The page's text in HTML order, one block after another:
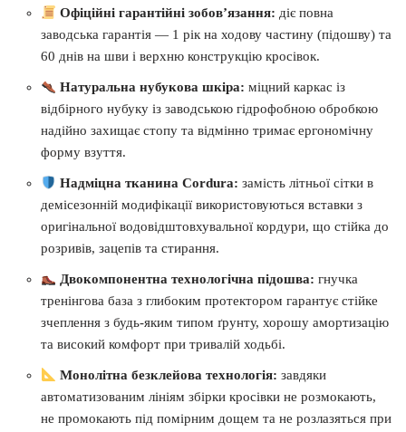
Офіційні гарантійні зобов’язання: діє повна
заводська гарантія — 1 рік на ходову частину (підошву) та
60 днів на шви і верхню конструкцію кросівок.
Натуральна нубукова шкіра: міцний каркас із
відбірного нубуку із заводською гідрофобною обробкою
надійно захищає стопу та відмінно тримає ергономічну
форму взуття.
Надміцна тканина Cordura: замість літньої сітки в
демісезонній модифікації використовуються вставки з
оригінальної водовідштовхувальної кордури, що стійка до
розривів, зацепів та стирання.
Двокомпонентна технологічна підошва: гнучка
тренінгова база з глибоким протектором гарантує стійке
зчеплення з будь-яким типом ґрунту, хорошу амортизацію
та високий комфорт при тривалій ходьбі.
Монолітна безклейова технологія: завдяки
автоматизованим лініям збірки кросівки не розмокають,
не промокають під помірним дощем та не розлазяться при